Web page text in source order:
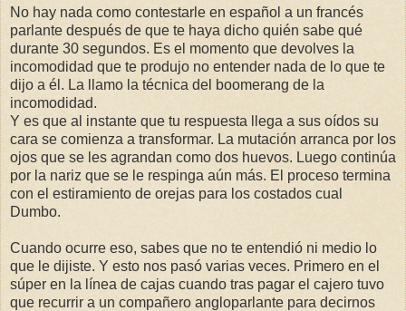
No hay nada como contestarle en español a un francés
parlante después de que te haya dicho quién sabe qué
durante 30 segundos. Es el momento que devolves la
incomodidad que te produjo no entender nada de lo que te
dijo a él. La llamo la técnica del boomerang de la
incomodidad.
Y es que al instante que tu respuesta llega a sus oídos su
cara se comienza a transformar. La mutación arranca por los
ojos que se les agrandan como dos huevos. Luego continúa
por la nariz que se le respinga aún más. El proceso termina
con el estiramiento de orejas para los costados cual
Dumbo.
Cuando ocurre eso, sabes que no te entendió ni medio lo
que le dijiste. Y esto nos pasó varias veces. Primero en el
súper en la línea de cajas cuando tras pagar el cajero tuvo
que recurrir a un compañero angloparlante para decirnos